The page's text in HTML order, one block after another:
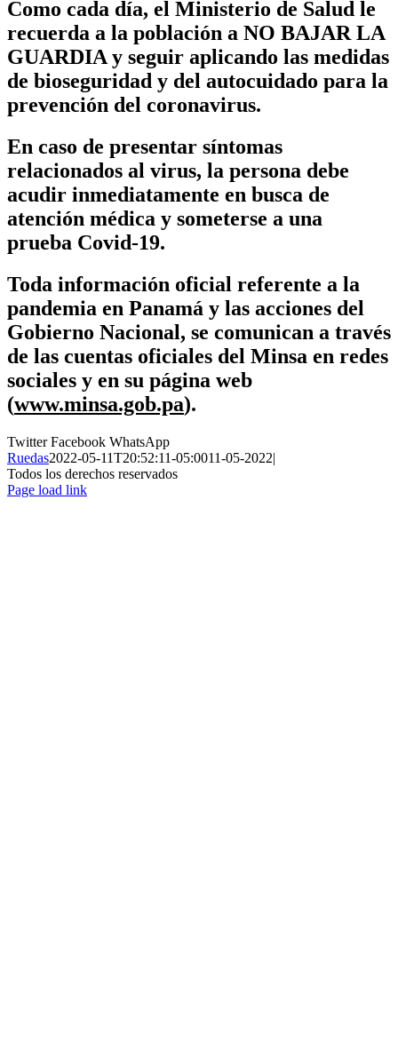
Como cada día, el Ministerio de Salud le
recuerda a la población a NO BAJAR LA
GUARDIA y seguir aplicando las medidas
de bioseguridad y del autocuidado para la
prevención del coronavirus.
En caso de presentar síntomas
relacionados al virus, la persona debe
acudir inmediatamente en busca de
atención médica y someterse a una
prueba Covid-19.
Toda información oficial referente a la
pandemia en Panamá y las acciones del
Gobierno Nacional, se comunican a través
de las cuentas oficiales del Minsa en redes
sociales y en su página web
(www.minsa.gob.pa).
TwitterFacebook WhatsApp
Ruedas2022-05-11T20:52:11-05:0011-05-2022|
Todos los derechos reservados
Page load link